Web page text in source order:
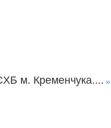
м. Кременчука....